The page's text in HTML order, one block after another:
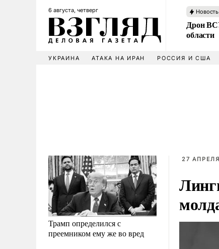
6 августа, четверг
Дрон
области
УКРАИНА АТАКА НА ИРАН РОССИЯ И США
Трамп определился с
преемником ему же во вред
27